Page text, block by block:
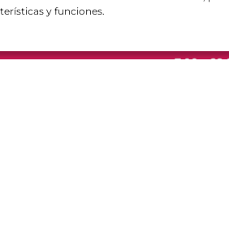
y funciones.
7:00 –